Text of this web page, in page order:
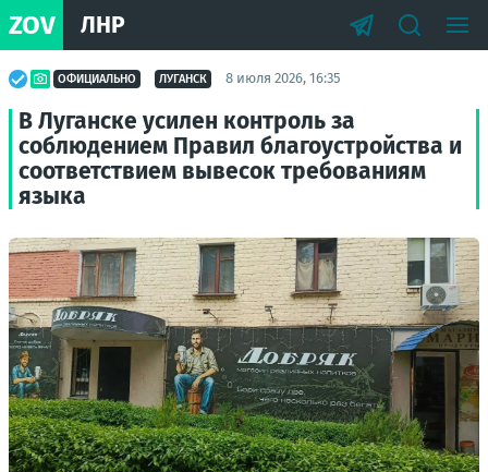
ZOV ЛНР
ОФИЦИАЛЬНО ЛУГАНСК 8 июля 2026, 16:35
В Луганске усилен контроль за
соблюдением Правил благоустройства и
соответствием вывесок требованиям
языка